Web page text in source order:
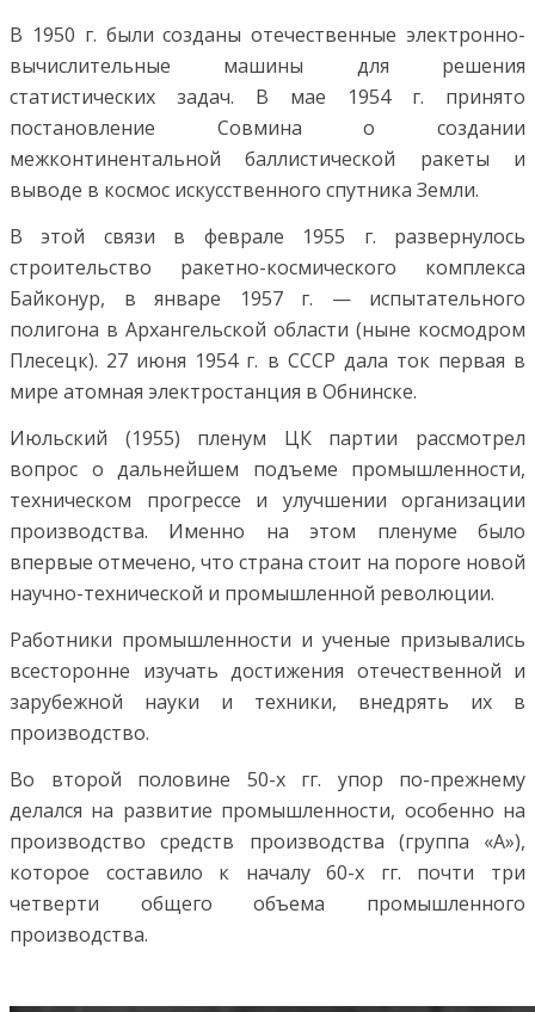
В 1950 г. были созданы отечественные электронно-
вычислительные машины для решения
статистических задач. В мае 1954 г. принято
постановление Совмина о создании
межконтинентальной баллистической ракеты и
выводе в космос искусственного спутника Земли.
В этой связи в феврале 1955 г. развернулось
строительство ракетно-космического комплекса
Байконур, в январе 1957 г. — испытательного
полигона в Архангельской области (ныне космодром
Плесецк). 27 июня 1954 г. в СССР дала ток первая в
мире атомная электростанция в Обнинске.
Июльский (1955) пленум ЦК партии рассмотрел
вопрос о дальнейшем подъеме промышленности,
техническом прогрессе и улучшении организации
производства. Именно на этом пленуме было
впервые отмечено, что страна стоит на пороге новой
научно-технической и промышленной революции.
Работники промышленности и ученые призывались
всесторонне изучать достижения отечественной и
зарубежной науки и техники, внедрять их в
производство.
Во второй половине 50-х гг. упор по-прежнему
делался на развитие промышленности, особенно на
производство средств производства (группа «А»),
которое составило к началу 60-х гг. почти три
четверти общего объема промышленного
производства.